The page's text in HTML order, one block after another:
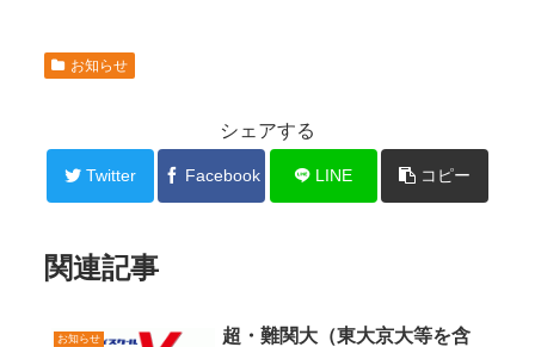
お知らせ
シェアする
Twitter Facebook LINE コピー
関連記事
お知らせ
超・難関大（東大京大等を含